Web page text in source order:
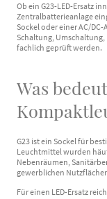
Ob ein G23-LED-Ersatz
Zentralbatterieanlage
Sockel oder einer AC/
Schaltung, Umschaltung,
fachlich geprüft werden.
Was
G23 ist ein Sockel für
Leuchtmittel wurden
Nebenräumen,
gewerblichen
Für einen LED-Ersatz